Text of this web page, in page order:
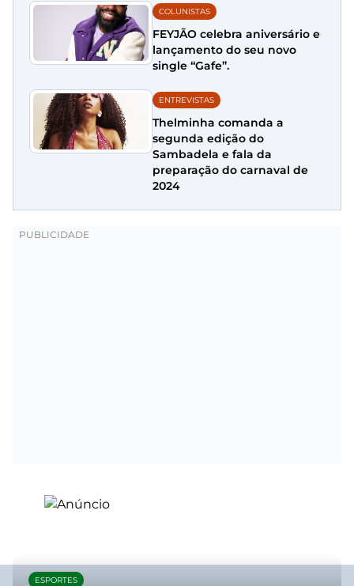
COLUNISTAS
FEYJÃO celebra aniversário e
lançamento do seu novo
single “Gafe”.
ENTREVISTAS
Thelminha comanda a
segunda edição do
Sambadela e fala da
preparação do carnaval de
2024
ESPORTES